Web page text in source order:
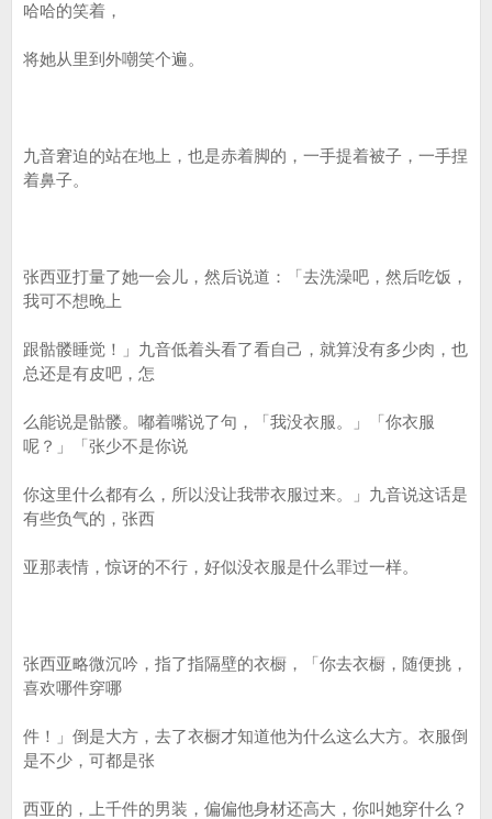
哈哈的笑着，
将她从里到外嘲笑个遍。
九音窘迫的站在地上，也是赤着脚的，一手提着被子，一手捏
着鼻子。
张西亚打量了她一会儿，然后说道：「去洗澡吧，然后吃饭，
我可不想晚上
跟骷髅睡觉！」九音低着头看了看自己，就算没有多少肉，也
总还是有皮吧，怎
么能说是骷髅。嘟着嘴说了句，「我没衣服。」「你衣服
呢？」「张少不是你说
你这里什么都有么，所以没让我带衣服过来。」九音说这话是
有些负气的，张西
亚那表情，惊讶的不行，好似没衣服是什么罪过一样。
张西亚略微沉吟，指了指隔壁的衣橱，「你去衣橱，随便挑，
喜欢哪件穿哪
件！」倒是大方，去了衣橱才知道他为什么这么大方。衣服倒
是不少，可都是张
西亚的，上千件的男装，偏偏他身材还高大，你叫她穿什么？